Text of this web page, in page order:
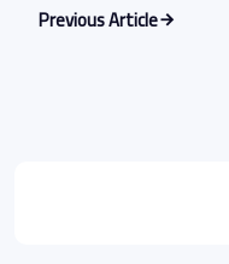
Previous Article